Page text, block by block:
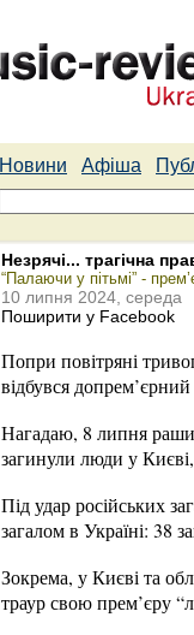
Новини Афіша
Незрячі... трагічна
“Палаючи у пітьмі” -
10 липня 2024, середа
Поширити у Facebook
Попри повітряні
відбувся
Нагадаю, 8 липня
загинули люди у
Під удар російських
загалом в Україні: 38
Зокрема, у Києві та
траур свою прем’єру